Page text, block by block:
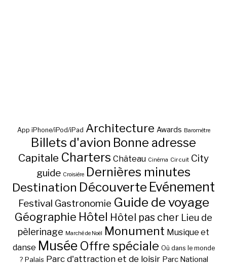
App iPhone/iPod/iPad Architecture Awards Baromètre
Billets d'avion Bonne adresse
Capitale Charters Château Cinéma Circuit City
guide Croisière Dernières minutes
Destination Découverte Evénement
Festival Gastronomie Guide de voyage
Géographie Hôtel Hôtel pas cher Lieu de
pèlerinage Marché de Noël Monument Musique et
danse Musée Offre spéciale Où dans le monde
? Palais Parc d'attraction et de loisir Parc National